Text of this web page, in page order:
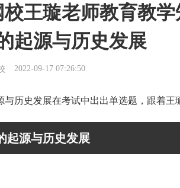
校王璇老师教育教学
起源与历史发展
2022-09-17 07:26:50
与历史发展在考试中出出单选题，跟着王
起源与历史发展